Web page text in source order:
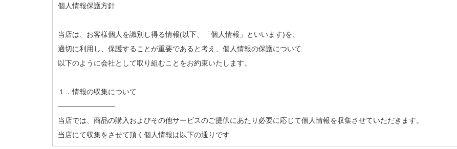
個人情報保護方針
当店は、お客様個人を識別し得る情報(以下、「個人情報」といいます)を、
適切に利用し、保護することが重要であると考え、個人情報の保護について
以下のように会社として取り組むことをお約束いたします。
１．情報の収集について
————————
当店では、商品の購入およびその他サービスのご提供にあたり必要に応じて個人情報を収集させていただきます。
当店にて収集をさせて頂く個人情報は以下の通りです